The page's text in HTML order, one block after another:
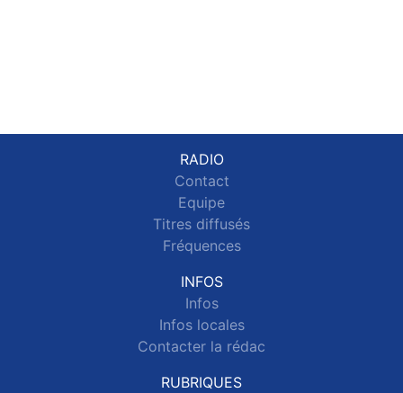
RADIO
Contact
Equipe
Titres diffusés
Fréquences
INFOS
Infos
Infos locales
Contacter la rédac
RUBRIQUES